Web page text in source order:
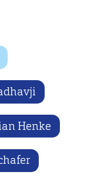
Henke